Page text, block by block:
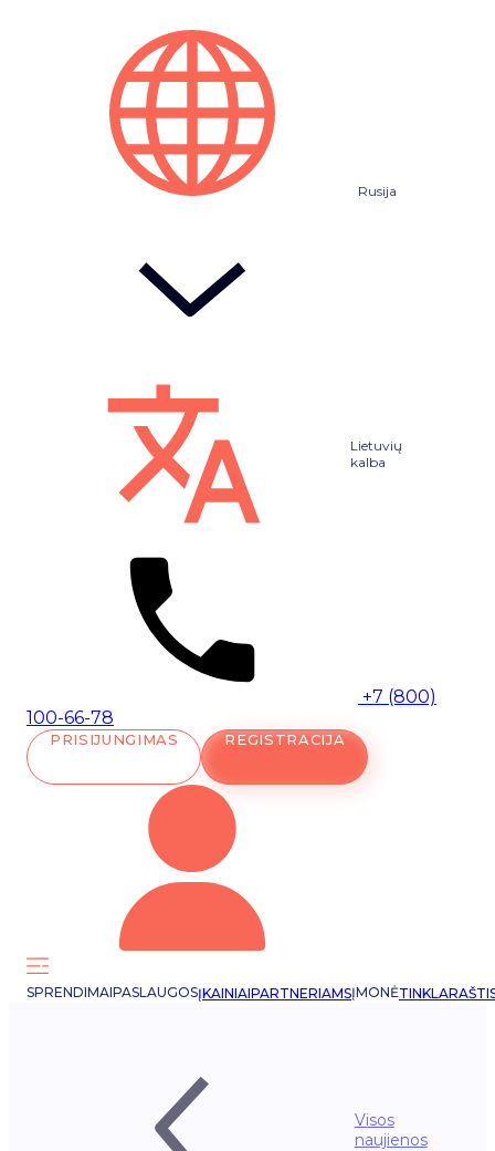
Rusija
Lietuvių
kalba
+7 (800)
100-66-78
PRISIJUNGIMAS REGISTRACIJA
SPRENDIMAIPASLAUGOSĮKAINIAIPARTNERIAMSĮMONĖ
Visos
naujienos